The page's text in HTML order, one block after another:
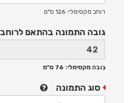
רוחב מקסימלי: 126 ס"מ
גובה התמונה בהתאם לרוחב
גובה מקסימלי: 76 ס"מ
סוג התמונה